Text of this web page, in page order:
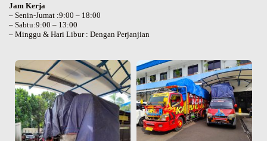
Jam Kerja
– Senin-Jumat :9:00 – 18:00
– Sabtu:9:00 – 13:00
– Minggu & Hari Libur : Dengan Perjanjian